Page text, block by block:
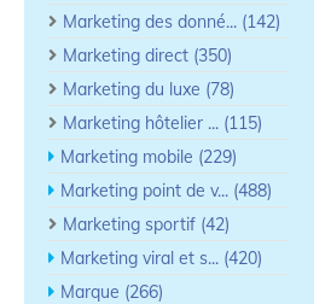
Marketing des donné... (142)
Marketing direct (350)
Marketing du luxe (78)
Marketing hôtelier ... (115)
Marketing mobile (229)
Marketing point de v... (488)
Marketing sportif (42)
Marketing viral et s... (420)
Marque (266)